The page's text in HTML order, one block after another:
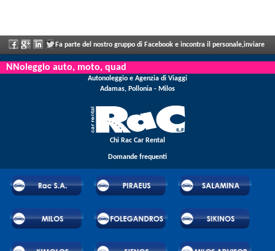
Fa parte del nostro gruppo di Facebook e incontra il personale,inviare
le sue valutazioni e ne aproffita i grandi sconti e le offerte che vengono annunciati
NNoleggio auto, moto, quad
Autonoleggio e Agenzia di Viaggi
Adamas, Pollonia - Milos
Chi Rac Car Rental
Domande frequenti